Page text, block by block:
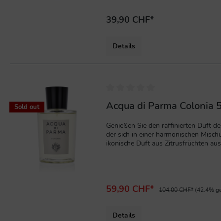
39,90 CHF*
Details
Sold out
Acqua di Parma Colonia
Genießen Sie den raffinierten Duft
der sich in einer harmonischen
ikonische Duft aus Zitrusfrüchten
59,90 CHF* 104,00 CHF* (42.4%
Details